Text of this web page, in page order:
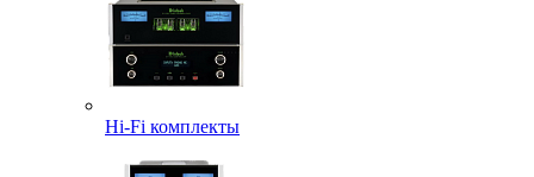
Hi-Fi комплекты